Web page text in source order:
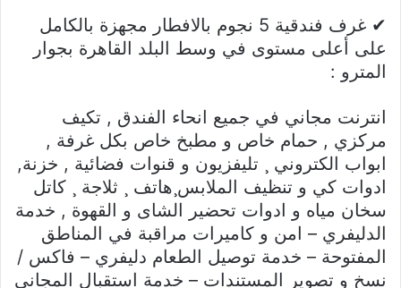
✔ غرف فندقية 5 نجوم بالافطار مجهزة بالكامل
على أعلى مستوى في وسط البلد القاهرة بجوار
المترو :
انترنت مجاني في جميع انحاء الفندق , تكيف
مركزي , حمام خاص و مطبخ خاص بكل غرفة ,
ابواب الكتروني ¸ تليفزيون و قنوات فضائية , خزنة,
ادوات كي و تنظيف الملابس¸هاتف ¸ ثلاجة ¸ كاتل
سخان مياه و ادوات تحضير الشاى و القهوة , خدمة
الدليفري – امن و كاميرات مراقبة في المناطق
المفتوحة – خدمة توصيل الطعام دليفري – فاكس /
نسخ و تصوير المستندات – خدمة استقبال المجاني